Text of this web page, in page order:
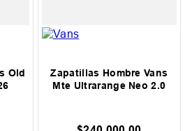
Old
Zapatillas Hombre Vans
Mte Ultrarange Neo 2.0